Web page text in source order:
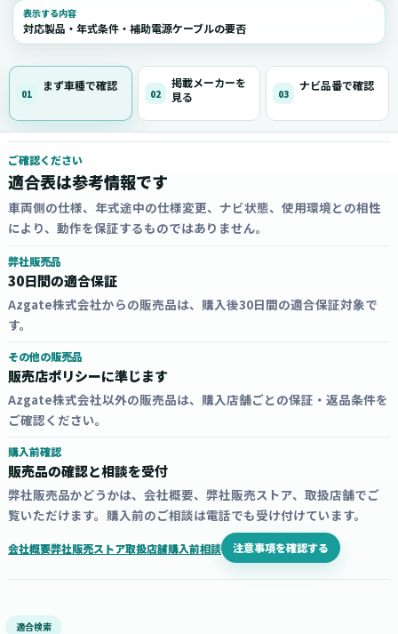
表示する内容
対応製品・年式条件・補助電源ケーブルの要否
01
まず車種で確認
02
掲載メーカーを
見る
03
ナビ品番で確認
ご確認ください
適合表は参考情報です
車両側の仕様、年式途中の仕様変更、ナビ状態、使用環境との相性
により、動作を保証するものではありません。
弊社販売品
30日間の適合保証
Azgate株式会社からの販売品は、購入後30日間の適合保証対象で
す。
その他の販売品
販売店ポリシーに準じます
Azgate株式会社以外の販売品は、購入店舗ごとの保証・返品条件を
ご確認ください。
購入前確認
販売品の確認と相談を受付
弊社販売品かどうかは、会社概要、弊社販売ストア、取扱店舗でご
覧いただけます。購入前のご相談は電話でも受け付けています。
会社概要弊社販売ストア取扱店舗購入前相談 注意事項を確認する
適合検索